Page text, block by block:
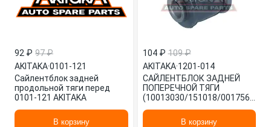
92 ₽ 97 ₽
AKITAKA·0101-121
Сайлентблок задней
продольной тяги перед
0101-121 AKITAKA
В корзину
104 ₽ 109 ₽
AKITAKA·1201-014
САЙЛЕНТБЛОК ЗАДНЕЙ
ПОПЕРЕЧНОЙ ТЯГИ
(10013030/151018/0017561/1,
В корзину